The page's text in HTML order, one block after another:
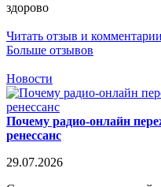
здорово
Читать отзыв и комментарии
Больше отзывов
Новости
Почему радио-онлайн
ренессанс
29.07.2026